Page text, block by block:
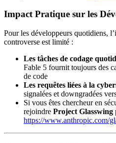
Impact Pratique sur les
Pour les développeurs quotidiens,
controverse est limité :
Les tâches de codage
Fable 5 fournit toujours des
de code
Les requêtes liées à la
signalées et downgradées
Si vous êtes chercheur en
rejoindre Project Glasswing
https://www.anthropic.com/